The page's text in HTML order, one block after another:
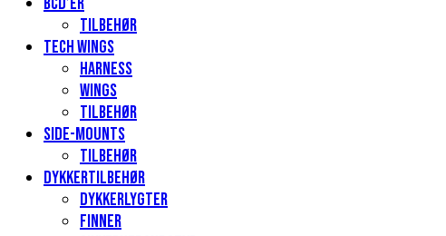
Tilbehør
Tech Wings
Harness
Wings
Tilbehør
Side-mounts
Tilbehør
Dykkertilbehør
Dykkerlygter
Finner